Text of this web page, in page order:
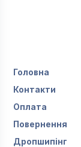
Головна
Контакти
Оплата
Повернення
Дропшипінг